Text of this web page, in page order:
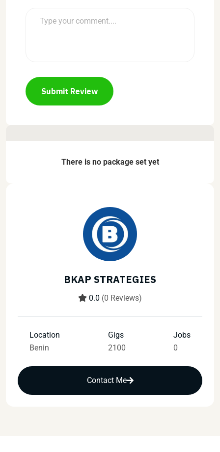
Submit Review
There is no package set yet
BKAP STRATEGIES
0.0 (0 Reviews)
Location
Benin
Gigs
2100
Jobs
0
Contact Me